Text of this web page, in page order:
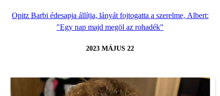
Opitz Barbi édesapja állítja, lányát fojtogatta a szerelme, Albert:
"Egy nap majd megöl az rohadék"
2023 MÁJUS 22